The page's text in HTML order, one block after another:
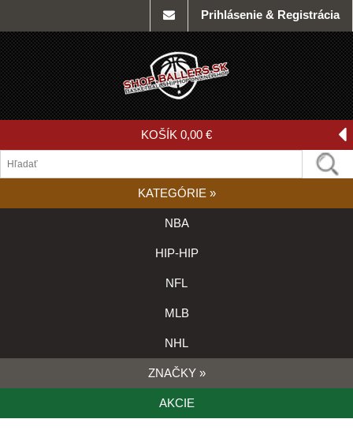
Prihlásenie & Registrácia
KOŠÍK 0,00 €
KATEGÓRIE »
NBA
HIP-HIP
NFL
MLB
NHL
ZNAČKY »
AKCIE